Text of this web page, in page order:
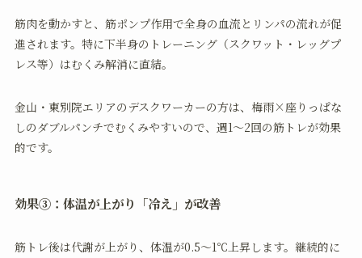
筋肉を動かすと、筋ポンプ作用で全身の血流とリンパの流れが促
進されます。特に下半身のトレーニング（スクワット・レッグプ
レス等）はむくみ解消に直結。
金山・東別院エリアのデスクワーカーの方は、梅雨×座りっぱな
しのダブルパンチでむくみやすいので、週1〜2回の筋トレが効果
的です。
効果③：体温が上がり「冷え」が改善
筋トレ後は代謝が上がり、体温が0.5〜1℃上昇します。継続的に